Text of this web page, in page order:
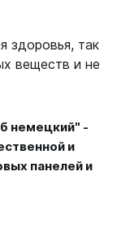
здоровья, так
веществ и не
немецкий" -
и
панелей и